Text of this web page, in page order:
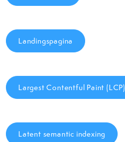
Landingspagina
Largest Contentful Paint (LCP)
Latent semantic indexing